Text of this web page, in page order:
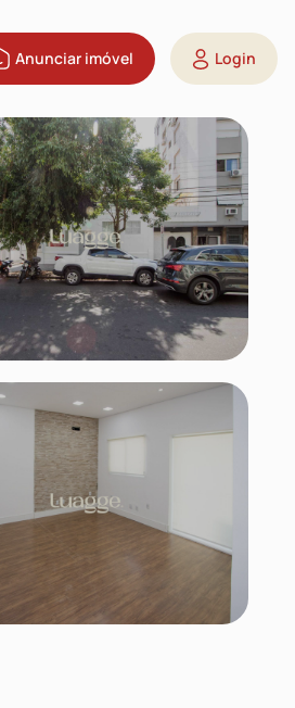
Anunciar imóvel Login